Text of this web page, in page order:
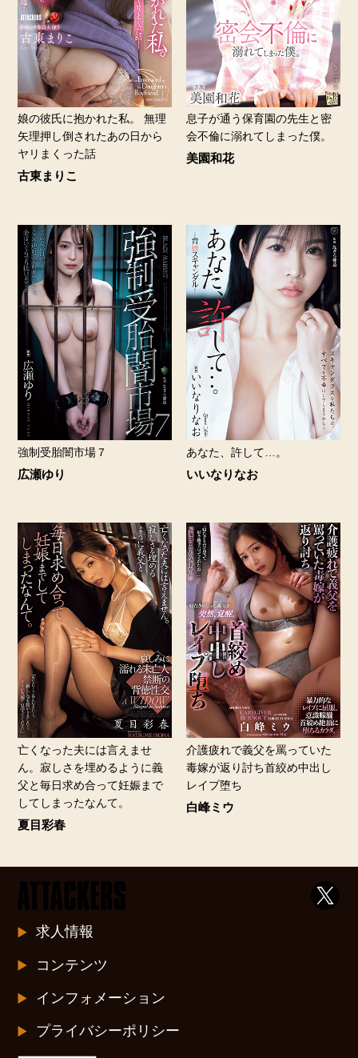
娘の彼氏に抱かれた私。 無理
矢理押し倒されたあの日から
ヤリまくった話
古東まりこ
息子が通う保育園の先生と密
会不倫に溺れてしまった僕。
美園和花
強制受胎闇市場７
広瀬ゆり
あなた、許して…。
いいなりなお
亡くなった夫には言えませ
ん。寂しさを埋めるように義
父と毎日求め合って妊娠まで
してしまったなんて。
夏目彩春
介護疲れで義父を罵っていた
毒嫁が返り討ち首絞め中出し
レイプ堕ち
白峰ミウ
求人情報
コンテンツ
インフォメーション
プライバシーポリシー